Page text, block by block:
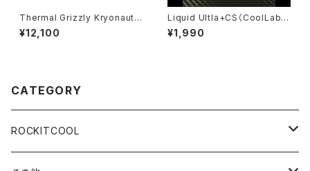
Thermal Grizzly Kryonaut t
hermal compound - 37gra
ms / 10ml
¥12,100
Liquid Ultla+CS（CoolLabor
atory）
¥1,990
CATEGORY
ROCKITCOOL